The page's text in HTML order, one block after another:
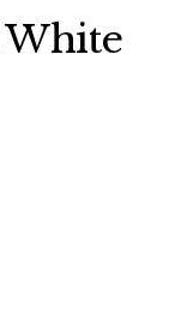
White